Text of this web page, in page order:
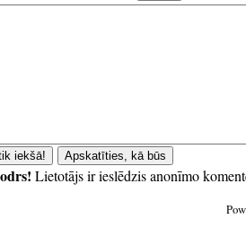
Lietotājs ir ieslēdzis anonīmo